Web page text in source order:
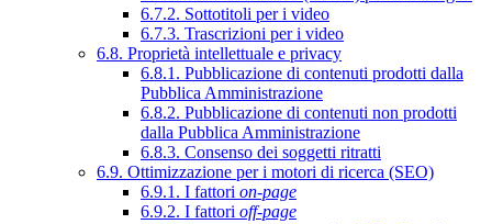
6.7.2. Sottotitoli per i video
6.7.3. Trascrizioni per i video
6.8. Proprietà intellettuale e privacy
6.8.1. Pubblicazione di contenuti prodotti dalla
Pubblica Amministrazione
6.8.2. Pubblicazione di contenuti non prodotti
dalla Pubblica Amministrazione
6.8.3. Consenso dei soggetti ritratti
6.9. Ottimizzazione per i motori di ricerca (SEO)
6.9.1. I fattori on-page
6.9.2. I fattori off-page